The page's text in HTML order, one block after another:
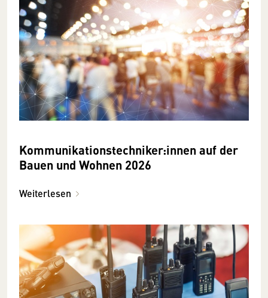
Kommunikationstechniker:innen auf der
Bauen und Wohnen 2026
Weiterlesen